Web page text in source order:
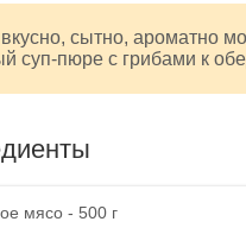
сытно, ароматно
суп-пюре с грибами к
мясо - 500 г